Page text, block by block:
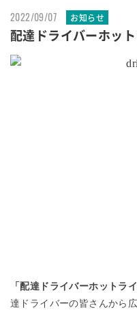
2022/09/07 お知らせ
配達ドライバーホッ
「配達ドライバーホットライ
達ドライバーの皆さんから